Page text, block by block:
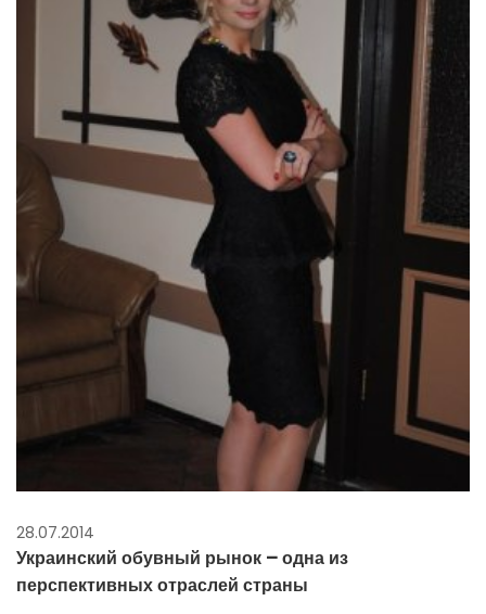
28.07.2014
Украинский обувный рынок – одна из
перспективных отраслей страны